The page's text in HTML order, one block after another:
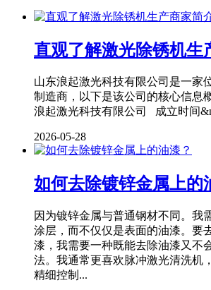
直观了解激光除锈机生
山东浪起激光科技有限公司是一家
制造商，以下是该公司的核心信息
浪起激光科技有限公司 成立时间
2026-05-28
如何去除镀锌金属上的
因为镀锌金属与普通钢材不同。我
涂层，而不仅仅是表面的油漆。要
漆，我需要一种既能去除油漆又不
法。我通常更喜欢脉冲激光清洗机
精细控制...